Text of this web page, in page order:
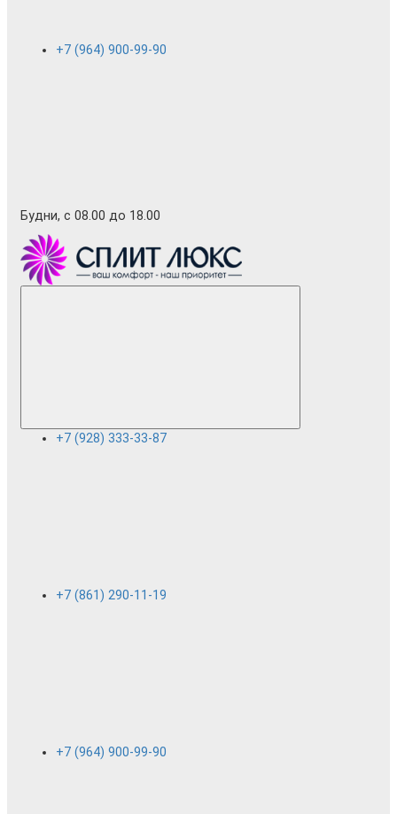
+7 (964) 900-99-90
Будни, с 08.00 до 18.00
+7 (928) 333-33-87
+7 (861) 290-11-19
+7 (964) 900-99-90